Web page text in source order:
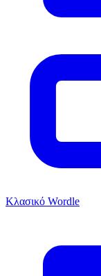
Κλασικό Wordle